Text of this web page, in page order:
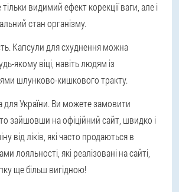
видимий ефект корекції ваги, але і
стан організму.
Капсули для схуднення можна
якому віці, навіть людям із
шлунково-кишкового тракту.
для України. Ви можете замовити
зайшовши на офіційний сайт, швидко і
від ліків, які часто продаються в
лояльності, які реалізовані на сайті,
ще більш вигідною!